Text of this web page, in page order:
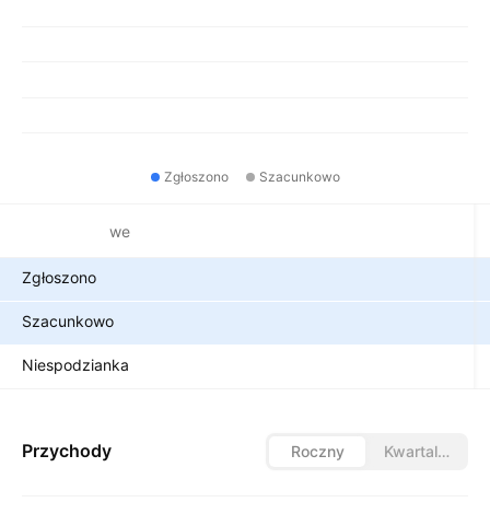
Zgłoszono Szacunkowo
Metryki finansowe
Zgłoszono
Szacunkowo
Niespodzianka
Przychody Roczny Kwartalny